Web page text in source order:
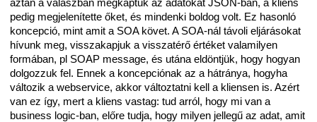
pedig megjelenítette őket, és mindenki boldog volt. Ez hasonló
koncepció, mint amit a SOA követ. A SOA-nál távoli eljárásokat
hívunk meg, visszakapjuk a visszatérő értéket valamilyen
formában, pl SOAP message, és utána eldöntjük, hogy hogyan
dolgozzuk fel. Ennek a koncepciónak az a hátránya, hogyha
változik a webservice, akkor változtatni kell a kliensen is. Azért
van ez így, mert a kliens vastag: tud arról, hogy mi van a
business logic-ban, előre tudja, hogy milyen jellegű az adat, amit